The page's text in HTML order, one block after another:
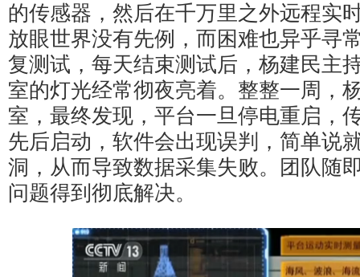
的传感器，然后在千万里之外远程实
放眼世界没有先例，而困难也异乎寻
复测试，每天结束测试后，杨建民主
室的灯光经常彻夜亮着。整整一周，
室，最终发现，平台一旦停电重启，
先后启动，软件会出现误判，简单说
洞，从而导致数据采集失败。团队随
问题得到彻底解决。